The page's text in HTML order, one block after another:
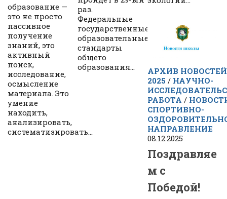
образование —
это не просто
пассивное
получение
знаний, это
активный
поиск,
исследование,
осмысление
материала. Это
умение
находить,
анализировать,
систематизировать...
раз.
Федеральные
государственные
образовательные
стандарты
общего
образования...
АРХИВ НОВОСТЕЙ
2025 / НАУЧНО-
РАБОТА /
СПОРТИВНО-
НАПРАВЛЕНИЕ
08.12.2025
Поздравляе
м с
Победой!